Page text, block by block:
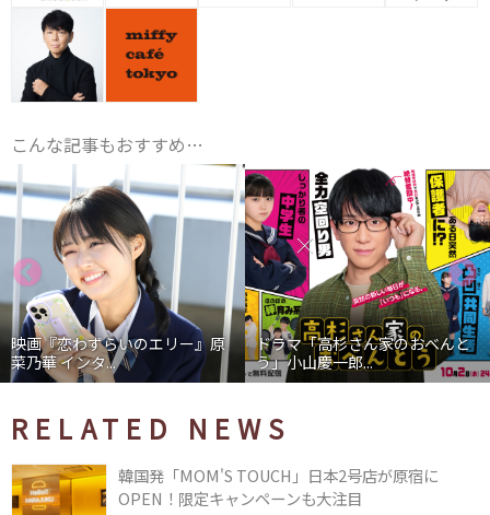
こんな記事もおすすめ…
映画『恋わずらいのエリー』原
菜乃華 インタ...
ドラマ「高杉さん家のおべんと
う」小山慶一郎...
RELATED NEWS
韓国発「MOM'S TOUCH」日本2号店が原宿に
OPEN！限定キャンペーンも大注目